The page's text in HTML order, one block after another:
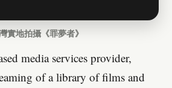
實地拍攝《罪夢者》
media services provider,
of a library of films and